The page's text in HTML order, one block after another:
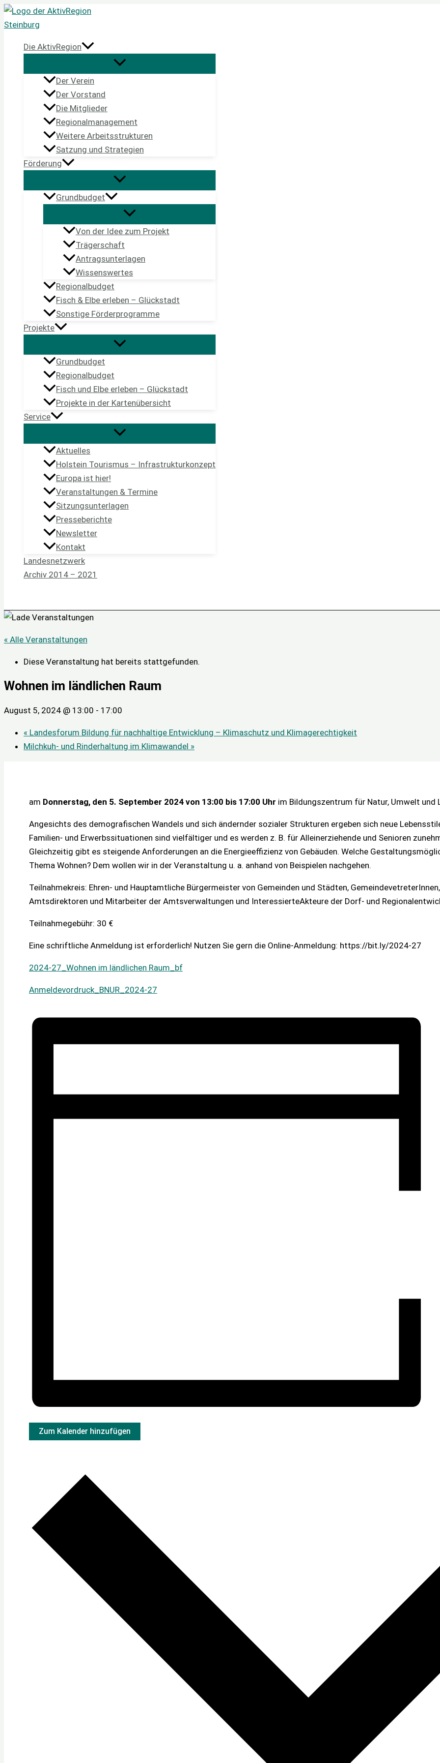
Zum
Inhalt
Die AktivRegion
Der Verein
Der Vorstand
Die Mitglieder
Regionalmanagement
Weitere Arbeitsstrukturen
Satzung und Strategien
Förderung
Grundbudget
Von der Idee zum Projekt
Trägerschaft
Antragsunterlagen
Wissenswertes
Regionalbudget
Fisch & Elbe erleben – Glückstadt
Sonstige Förderprogramme
Projekte
Grundbudget
Regionalbudget
Fisch und Elbe erleben – Glückstadt
Projekte in der Kartenübersicht
Service
Aktuelles
Holstein Tourismus – Infrastrukturkonzept
Europa ist hier!
Veranstaltungen & Termine
Sitzungsunterlagen
Presseberichte
Newsletter
Kontakt
Landesnetzwerk
Archiv 2014 – 2021
« Alle Veranstaltungen
Diese Veranstaltung hat bereits stattgefunden.
Wohnen im ländlichen Raum
August 5, 2024 @ 13:00 - 17:00
« Landesforum Bildung für nachhaltige Entwicklung – Klimaschutz und Klimagerechtigkeit
Milchkuh- und Rinderhaltung im Klimawandel »
am Donnerstag, den 5. September 2024 von 13:00 bis 17:00 Uhr im Bildungszentrum für Natur, Umwelt und
Angesichts des demografischen Wandels und sich ändernder sozialer Strukturen ergeben sich neue
Familien- und Erwerbssituationen sind vielfältiger und es werden z. B. für Alleinerziehende und Senioren
Gleichzeitig gibt es steigende Anforderungen an die Energieeffizienz von Gebäuden. Welche
Thema Wohnen? Dem wollen wir in der Veranstaltung u. a. anhand von Beispielen nachgehen.
Teilnahmekreis: Ehren- und Hauptamtliche Bürgermeister von Gemeinden und Städten,
Amtsdirektoren und Mitarbeiter der Amtsverwaltungen und InteressierteAkteure der Dorf- und
Teilnahmegebühr: 30 €
Eine schriftliche Anmeldung ist erforderlich! Nutzen Sie gern die Online-Anmeldung: https://bit.ly/2024-27
2024-27_Wohnen im ländlichen Raum_bf
Anmeldevordruck_BNUR_2024-27
Zum Kalender hinzufügen